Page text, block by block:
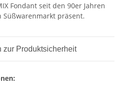
Fondant seit den 90er Jahren
präsent.
zur Produktsicherheit